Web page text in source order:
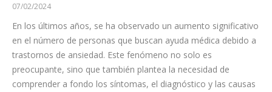
07/02/2024
En los últimos años, se ha observado un aumento significativo
en el número de personas que buscan ayuda médica debido a
trastornos de ansiedad. Este fenómeno no solo es
preocupante, sino que también plantea la necesidad de
comprender a fondo los síntomas, el diagnóstico y las causas